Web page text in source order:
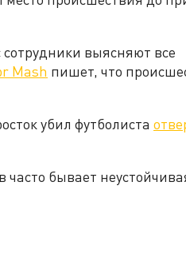
выясняют все
Mash пишет, что
убил футболиста
часто бывает